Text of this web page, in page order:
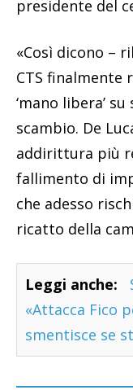
presidente del
«Così dicono –
CTS finalmente
‘mano libera’
scambio. De
addirittura più
fallimento di
che adesso
ricatto della
Leggi anche:
«Attacca Fico
smentisce se